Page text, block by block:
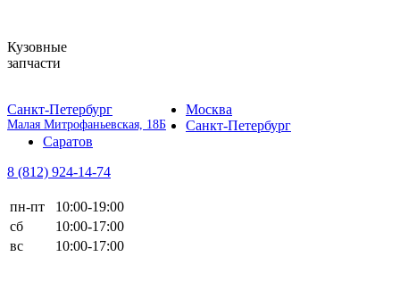
Кузовные
запчасти
Санкт-Петербург
Малая Митрофаньевская, 18Б
Москва
Санкт-Петербург
Саратов
8 (812) 924-14-74
пн-пт
10:00-19:00
сб
10:00-17:00
вс
10:00-17:00